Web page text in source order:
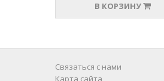
В КОРЗИНУ
Связаться с нами
Карта сайта